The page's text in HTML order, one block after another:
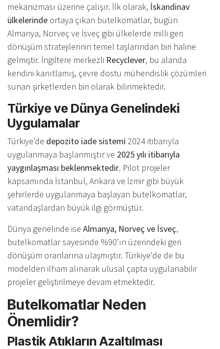
mekanizması üzerine çalışır. İlk olarak, İskandinav
ülkelerinde ortaya çıkan butelkomatlar, bugün
Almanya, Norveç ve İsveç gibi ülkelerde milli geri
dönüşüm stratejilerinin temel taşlarından biri haline
gelmiştir. İngiltere merkezli Recyclever, bu alanda
kendini kanıtlamış, çevre dostu mühendislik çözümleri
sunan şirketlerden biri olarak bilinmektedir.
Türkiye ve Dünya Genelindeki
Uygulamalar
Türkiye’de depozito iade sistemi 2024 itibarıyla
uygulanmaya başlanmıştır ve 2025 yılı itibarıyla
yaygınlaşması beklenmektedir. Pilot projeler
kapsamında İstanbul, Ankara ve İzmir gibi büyük
şehirlerde uygulanmaya başlayan butelkomatlar,
vatandaşlardan büyük ilgi görmüştür.
Dünya genelinde ise Almanya, Norveç ve İsveç,
butelkomatlar sayesinde %90’ın üzerindeki geri
dönüşüm oranlarına ulaşmıştır. Türkiye'de de bu
modelden ilham alınarak ulusal çapta uygulanabilir
projeler geliştirilmeye devam etmektedir.
Butelkomatlar Neden
Önemlidir?
Plastik Atıkların Azaltılması